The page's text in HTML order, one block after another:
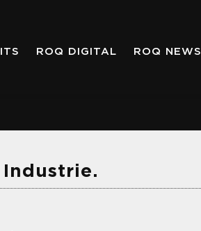
ROQ DIGITAL ROQ NEWS
Industrie.